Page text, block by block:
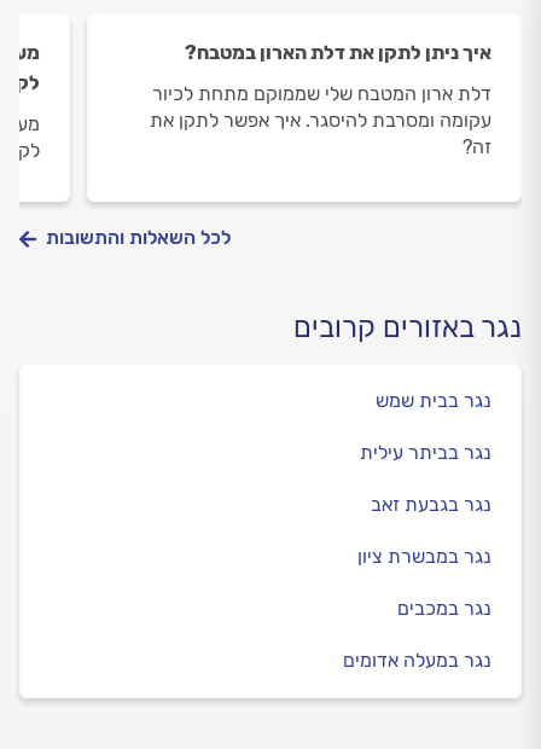
איך ניתן לתקן את דלת הארון במטבח?
דלת ארון המטבח שלי שממוקם מתחת לכיור
עקומה ומסרבת להיסגר. איך אפשר לתקן את
זה?
לכל השאלות והתשובות
נגר באזורים קרובים
נגר בבית שמש
נגר בביתר עילית
נגר בגבעת זאב
נגר במבשרת ציון
נגר במכבים
נגר במעלה אדומים